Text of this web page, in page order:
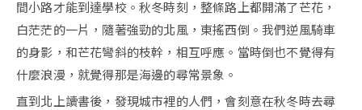
間小路才能到達學校。秋冬時刻，整條路上都開滿了芒花，
白茫茫的一片，隨著強勁的北風，東搖西倒。我們逆風騎車
的身影，和芒花彎斜的枝幹，相互呼應。當時倒也不覺得有
什麼浪漫，就覺得那是海邊的尋常景象。
直到北上讀書後，發現城市裡的人們，會刻意在秋冬時去尋